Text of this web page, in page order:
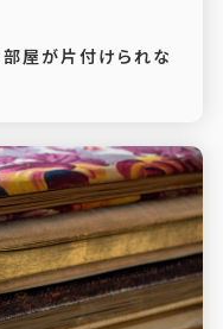
屋が片付けられな